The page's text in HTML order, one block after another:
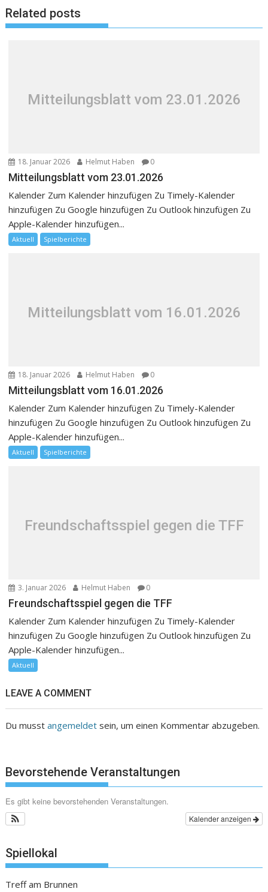
Related posts
Mitteilungsblatt vom 23.01.2026
18. Januar 2026 Helmut Haben 0
Mitteilungsblatt vom 23.01.2026
Kalender Zum Kalender hinzufügen Zu Timely-Kalender
hinzufügen Zu Google hinzufügen Zu Outlook hinzufügen Zu
Apple-Kalender hinzufügen...
Aktuell Spielberichte
Mitteilungsblatt vom 16.01.2026
18. Januar 2026 Helmut Haben 0
Mitteilungsblatt vom 16.01.2026
Kalender Zum Kalender hinzufügen Zu Timely-Kalender
hinzufügen Zu Google hinzufügen Zu Outlook hinzufügen Zu
Apple-Kalender hinzufügen...
Aktuell Spielberichte
Freundschaftsspiel gegen die TFF
3. Januar 2026 Helmut Haben 0
Freundschaftsspiel gegen die TFF
Kalender Zum Kalender hinzufügen Zu Timely-Kalender
hinzufügen Zu Google hinzufügen Zu Outlook hinzufügen Zu
Apple-Kalender hinzufügen...
Aktuell
LEAVE A COMMENT
Du musstangemeldet sein, um einen Kommentar abzugeben.
Bevorstehende Veranstaltungen
Es gibt keine bevorstehenden Veranstaltungen.
Kalender anzeigen
Spiellokal
Treff am Brunnen